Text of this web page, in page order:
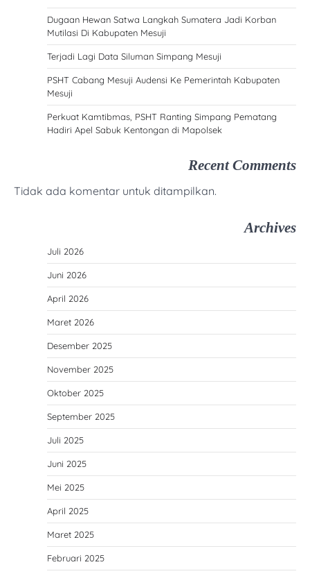
Dugaan Hewan Satwa Langkah Sumatera Jadi Korban
Mutilasi Di Kabupaten Mesuji
Terjadi Lagi Data Siluman Simpang Mesuji
PSHT Cabang Mesuji Audensi Ke Pemerintah Kabupaten
Mesuji
Perkuat Kamtibmas, PSHT Ranting Simpang Pematang
Hadiri Apel Sabuk Kentongan di Mapolsek
Recent Comments
Tidak ada komentar untuk ditampilkan.
Archives
Juli 2026
Juni 2026
April 2026
Maret 2026
Desember 2025
November 2025
Oktober 2025
September 2025
Juli 2025
Juni 2025
Mei 2025
April 2025
Maret 2025
Februari 2025